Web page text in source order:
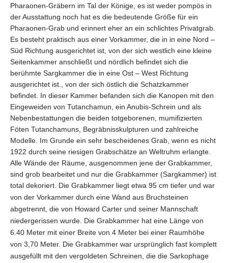
Pharaonen-Gräbern im Tal der Könige, es ist weder pompös in
der Ausstattung noch hat es die bedeutende Größe für ein
Pharaonen-Grab und erinnert eher an ein schlichtes Privatgrab.
Es besteht praktisch aus einer Vorkammer, die in in eine Nord –
Süd Richtung ausgerichtet ist, von der sich westlich eine kleine
Seitenkammer anschließt und nördlich befindet sich die
berühmte Sargkammer die in eine Ost – West Richtung
ausgerichtet ist., von der sich östlich die Schatzkammer
befindet. In dieser Kammer befanden sich die Kanopen mit den
Eingeweiden von Tutanchamun, ein Anubis-Schrein und als
Nebenbestattungen die beiden totgeborenen, mumifizierten
Föten Tutanchamuns, Begräbnisskulpturen und zahlreiche
Modelle. Im Grunde ein sehr bescheidenes Grab, wenn es nicht
1922 durch seine riesigen Grabschätze an Weltruhm erlangte.
Alle Wände der Räume, ausgenommen jene der Grabkammer,
sind grob bearbeitet und nur die Grabkammer (Sargkammer) ist
total dekoriert. Die Grabkammer liegt etwa 95 cm tiefer und war
von der Vorkammer durch eine Wand aus Bruchsteinen
abgetrennt, die von Howard Carter und seiner Mannschaft
niedergerissen wurde. Die Grabkammer hat eine Länge von
6.40 Meter mit einer Breite von 4 Meter bei einer Raumhöhe
von 3,70 Meter. Die Grabkammer war ursprünglich fast komplett
ausgefüllt mit den vergoldeten Schreinen, die die Sarkophage